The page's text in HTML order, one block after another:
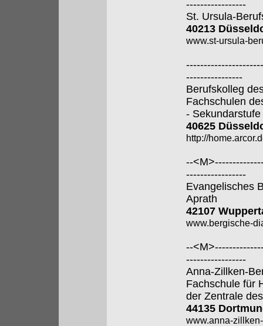
-----------------
St. Ursula-
40213
www.st-ursula-
----------------
Berufskolleg
Fachschulen
- Sekundarstufe
40625
http://
--
-----------------
Evangelisches
Aprath
42107
www.bergische-
--
-----------------
Anna-Zillken-
Fachschule für
der Zentrale
44135
www.anna-